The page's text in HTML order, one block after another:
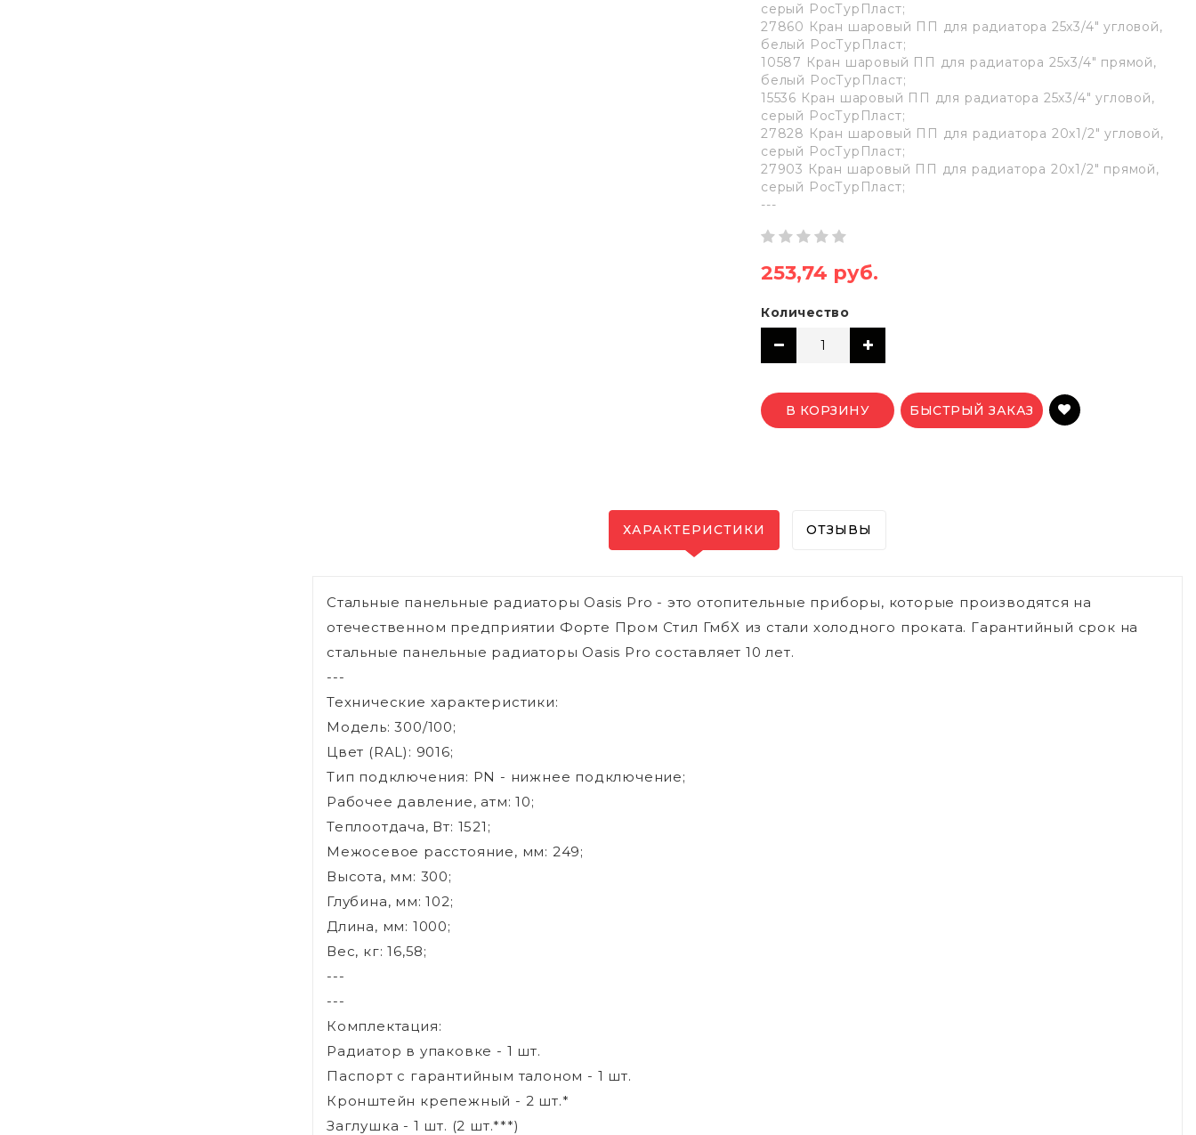
серый РосТурПласт;
27860 Кран шаровый ПП для радиатора 25х3/4" угловой,
белый РосТурПласт;
10587 Кран шаровый ПП для радиатора 25х3/4" прямой,
белый РосТурПласт;
15536 Кран шаровый ПП для радиатора 25х3/4" угловой,
серый РосТурПласт;
27828 Кран шаровый ПП для радиатора 20х1/2" угловой,
серый РосТурПласт;
27903 Кран шаровый ПП для радиатора 20х1/2" прямой,
серый РосТурПласт;
---
253,74 руб.
Количество
В КОРЗИНУ БЫСТРЫЙ ЗАКАЗ
ХАРАКТЕРИСТИКИ ОТЗЫВЫ
Стальные панельные радиаторы Oasis Pro - это отопительные приборы, которые производятся на
отечественном предприятии Форте Пром Стил ГмбХ из стали холодного проката. Гарантийный срок на
стальные панельные радиаторы Oasis Pro составляет 10 лет.
---
Технические характеристики:
Модель: 300/100;
Цвет (RAL): 9016;
Тип подключения: РN - нижнее подключение;
Рабочее давление, атм: 10;
Теплоотдача, Вт: 1521;
Межосевое расстояние, мм: 249;
Высота, мм: 300;
Глубина, мм: 102;
Длина, мм: 1000;
Вес, кг: 16,58;
---
---
Комплектация:
Радиатор в упаковке - 1 шт.
Паспорт с гарантийным талоном - 1 шт.
Кронштейн крепежный - 2 шт.*
Заглушка - 1 шт. (2 шт.***)